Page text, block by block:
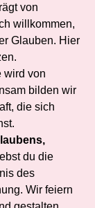
von
willkommen,
Glauben. Hier
wird von
bilden wir
die sich
du die
des
Wir feiern